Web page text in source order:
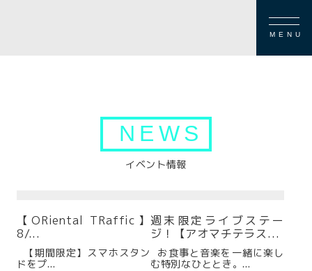
MENU
NEWS
イベント情報
【ORiental TRaffic】
8/...
【期間限定】スマホスタン
ドをプ...
週末限定ライブステー
ジ！【アオマチテラス...
お食事と音楽を一緒に楽し
む特別なひととき。...